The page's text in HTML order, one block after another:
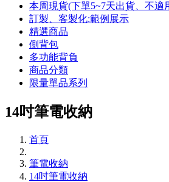
本周現貨(下單5~7天出貨、不適
訂製、客製化:範例展示
精選商品
側背包
多功能背負
商品分類
限量單品系列
14吋筆電收納
首頁
筆電收納
14吋筆電收納